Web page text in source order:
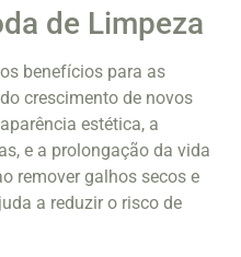
de Limpeza
benefícios para as
crescimento de novos
estética, a
e a prolongação da vida
remover galhos secos e
a reduzir o risco de